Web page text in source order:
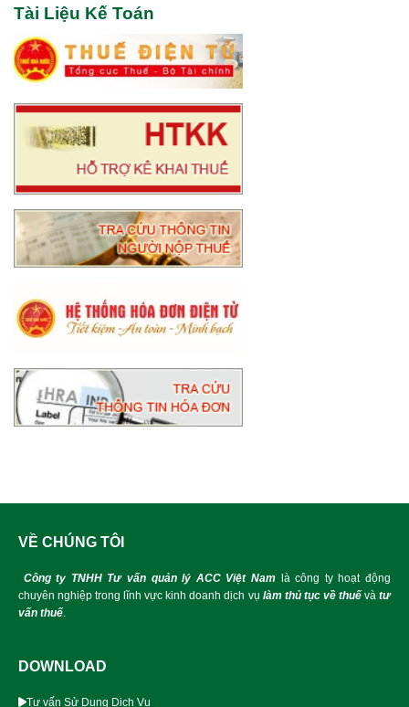
Tài Liệu Kế Toán
VỀ CHÚNG TÔI
Công ty TNHH Tư vấn quản lý ACC Việt Nam là công ty hoạt động
chuyên nghiệp trong lĩnh vực kinh doanh dịch vụ làm thủ tục về thuếvàtư
vấn thuế.
DOWNLOAD
Tư vấn Sử Dụng Dịch Vụ